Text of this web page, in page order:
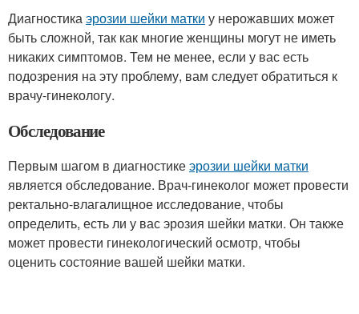
Диагностикаэрозии шейки матки у нерожавших может
быть сложной, так как многие женщины могут не иметь
никаких симптомов. Тем не менее, если у вас есть
подозрения на эту проблему, вам следует обратиться к
врачу-гинекологу.
Обследование
Первым шагом в диагностикеэрозии шейки матки
является обследование. Врач-гинеколог может провести
ректально-влагалищное исследование, чтобы
определить, есть ли у вас эрозия шейки матки. Он также
может провести гинекологический осмотр, чтобы
оценить состояние вашей шейки матки.